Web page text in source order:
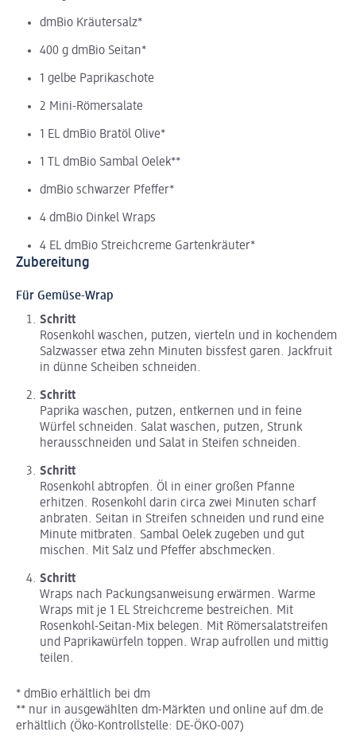
dmBio Kräutersalz*
400 g dmBio Seitan*
1 gelbe Paprikaschote
2 Mini-Römersalate
1 EL dmBio Bratöl Olive*
1 TL dmBio Sambal Oelek**
dmBio schwarzer Pfeffer*
4 dmBio Dinkel Wraps
4 EL dmBio Streichcreme Gartenkräuter*
Zubereitung
Für Gemüse-Wrap
Schritt
Rosenkohl waschen, putzen, vierteln und in kochendem
Salzwasser etwa zehn Minuten bissfest garen. Jackfruit
in dünne Scheiben schneiden.
Schritt
Paprika waschen, putzen, entkernen und in feine
Würfel schneiden. Salat waschen, putzen, Strunk
herausschneiden und Salat in Steifen schneiden.
Schritt
Rosenkohl abtropfen. Öl in einer großen Pfanne
erhitzen. Rosenkohl darin circa zwei Minuten scharf
anbraten. Seitan in Streifen schneiden und rund eine
Minute mitbraten. Sambal Oelek zugeben und gut
mischen. Mit Salz und Pfeffer abschmecken.
Schritt
Wraps nach Packungsanweisung erwärmen. Warme
Wraps mit je 1 EL Streichcreme bestreichen. Mit
Rosenkohl-Seitan-Mix belegen. Mit Römersalatstreifen
und Paprikawürfeln toppen. Wrap aufrollen und mittig
teilen.
* dmBio erhältlich bei dm
** nur in ausgewählten dm-Märkten und online auf dm.de
erhältlich (Öko-Kontrollstelle: DE-ÖKO-007)